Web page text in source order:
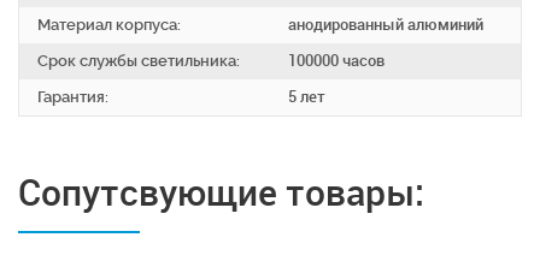
Материал корпуса:
анодированный алюминий
Срок службы светильника:
100000 часов
Гарантия:
5 лет
Сопутсвующие товары: